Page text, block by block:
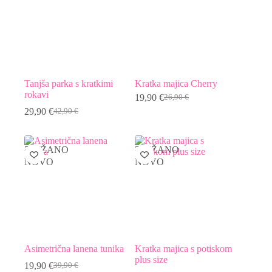
Tanjša parka s kratkimi
rokavi
42,90€
Izvirna
je
bila:
42,90 €.
29,90 €Trenutna
je:
29,90 €.
Kratka majica Cherry
26,90€
Izvirna
26,90 €.
19,90€Trenutna
ZNIŽANO
NOVO
Asimetrična lanena tunika
39,90€
19,90 €
ZNIŽANO
NOVO
Kratka majica s potiskom
plus size